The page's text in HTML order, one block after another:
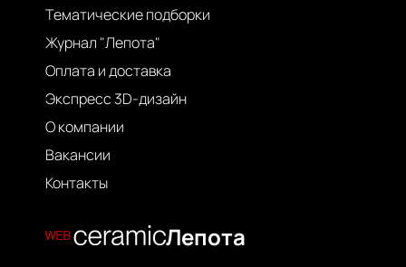
Тематические подборки
Журнал "Лепота"
Оплата и доставка
Экспресс 3D-дизайн
О компании
Вакансии
Контакты
Лепота